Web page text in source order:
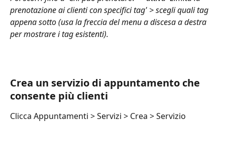
prenotazione ai clienti con specifici tag' > scegli quali tag
appena sotto (usa la freccia del menu a discesa a destra
per mostrare i tag esistenti).
Crea un servizio di appuntamento che
consente più clienti
Clicca Appuntamenti > Servizi > Crea > Servizio